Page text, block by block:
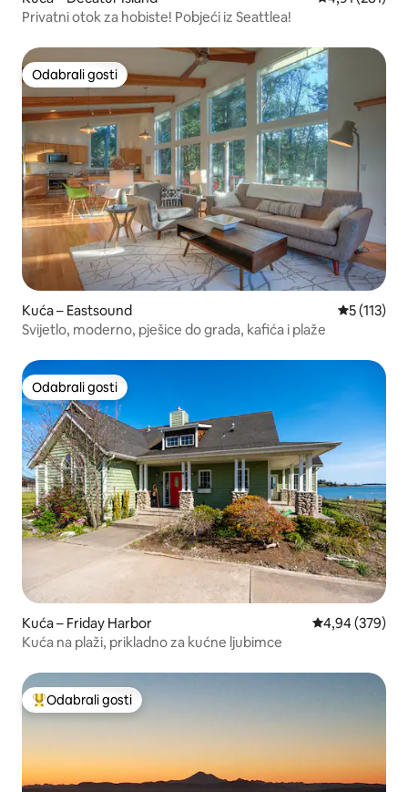
Privatni otok za hobiste! Pobjeći iz Seattlea!
Odabrali gosti
Odabrali gosti
Kuća – Eastsound Prosječna
5 (113)
Svijetlo, moderno, pješice do grada, kafića i plaže
Odabrali gosti
Odabrali gosti
Kuća – Friday Harbor Prosječna
4,94 (379)
Kuća na plaži, prikladno za kućne ljubimce
Među najviše rangiranima s oznakom „Odabrali gosti”
Odabrali gosti